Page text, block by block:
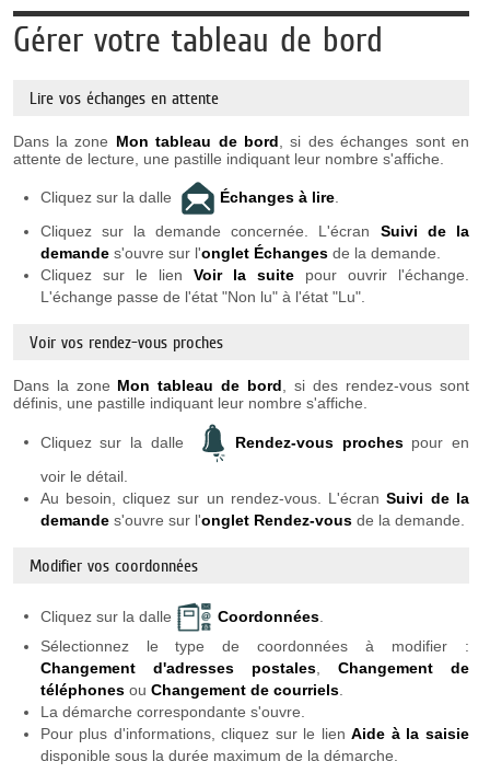
Gérer votre tableau de bord
Lire vos échanges en attente
Dans la zone Mon tableau de bord , si des échanges sont en
attente de lecture, une pastille indiquant leur nombre s'affiche.
Cliquez sur la dalle Échanges à lire.
Cliquez sur la demande concernée. L'écran Suivi de la
demandes'ouvre sur l'onglet Échangesde la demande.
Cliquez sur le lien Voir la suitepour ouvrir l'échange.
L'échange passe de l'état "Non lu" à l'état "Lu".
Voir vos rendez-vous proches
Dans la zone Mon tableau de bord , si des rendez-vous sont
définis, une pastille indiquant leur nombre s'affiche.
Cliquez sur la dalle Rendez-vous prochespour en
voir le détail.
Au besoin, cliquez sur un rendez-vous. L'écranSuivi de la
demandes'ouvre sur l'onglet Rendez-vousde la demande.
Modifier vos coordonnées
Cliquez sur la dalle Coordonnées.
Sélectionnez le type de coordonnées à modifier :
Changement d'adresses postales, Changement de
téléphones ou Changement de courriels.
La démarche correspondante s'ouvre.
Pour plus d'informations, cliquez sur le lienAide à la saisie
disponible sous la durée maximum de la démarche.